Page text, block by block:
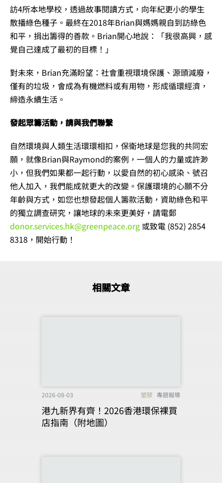
訪4所本地學校，透過故事閱讀方式，向年紀更小的學生
散播綠色種子。最終在2018年Brian與媽媽親自到訪綠色
和平，捐出籌得的善款。Brian開心地說：「我很高興，感
覺自己達成了最初的目標！」
對未來，Brian充滿盼望：社會重視環境保護、源頭減廢，
僅有的垃圾，會成為有機燃料或有用物，形成循環經濟，
締造永續生活。
發起眾籌活動，請與我們聯繫
自然環境與人類生活環環相扣，保衛地球是您我的共同宏
願，就像Brian與Raymond的案例，一個人的力量或許渺
小，但我們如果都一起行動，以愛自然的初心感染、號召
他人加入，我們能成就更大的改變。保護環境的心願不分
年齡與方式，如您也想發起個人籌款活動，資助綠色和平
的獨立調查研究，讓地球的未來更美好，請電郵
donor.services.hk@greenpeace.org 或致電 (852) 2854
8318，開始行動！
相關文章
2026-08-03 塑膠 專題報導
港九新界有齊！2026香港環保裸買
店指南（附地圖）